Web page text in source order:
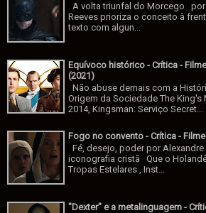
A volta triunfal do Morcego por
Reeves prioriza o conceito à
texto com algun...
Equívoco histórico - Crítica -
(2021)
Não abuse demais com a
Origem da Sociedade The King's
2014, Kingsman: Serviço Secret...
Fogo no convento - Crítica -
Fé, desejo, poder por Alexandre
iconografia cristã Que o
Tropas Estelares , Inst...
"Dexter" e a metalinguagem -